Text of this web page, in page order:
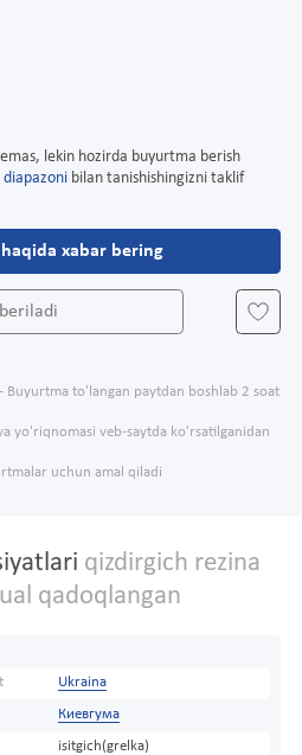
lekin hozirda buyurtma berish
bilan tanishishingizni taklif
xabar bering
Buyurtma to'langan paytdan boshlab 2 soat
yo'riqnomasi veb-saytda ko'rsatilganidan
uchun amal qiladi
qizdirgich rezina
qadoqlangan
Ukraina
Киевгума
isitgich(grelka)